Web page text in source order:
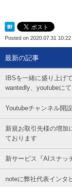
Posted on 2020.07.31 10:22
最新の記事
IBSを一緒に盛り上げ
wantedly、youtubeに
Youtubeチャンネル開
新規お取引先様の増加
ております
新サービス『AIスナッ
noteに弊社代表インタ